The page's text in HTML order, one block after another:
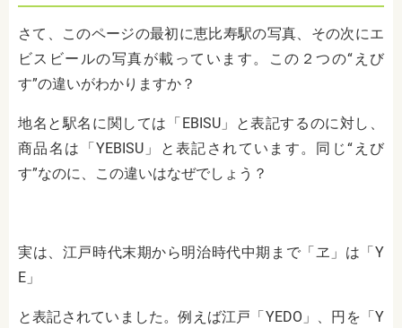
さて、このページの最初に恵比寿駅の写真、その次にエ
ビスビールの写真が載っています。この２つの“えび
す”の違いがわかりますか？
地名と駅名に関しては「EBISU」と表記するのに対し、
商品名は「YEBISU」と表記されています。同じ“えび
す”なのに、この違いはなぜでしょう？
実は、江戸時代末期から明治時代中期まで「ヱ」は「Y
E 」
と表記されていました。例えば江戸「YEDO 」、円を「Y